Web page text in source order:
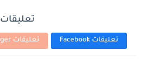
تعليقات
تعليقات Facebook تعليقات Blogger